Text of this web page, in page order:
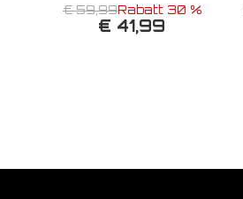
€ 59,99Rabatt 30 %
€ 41,99